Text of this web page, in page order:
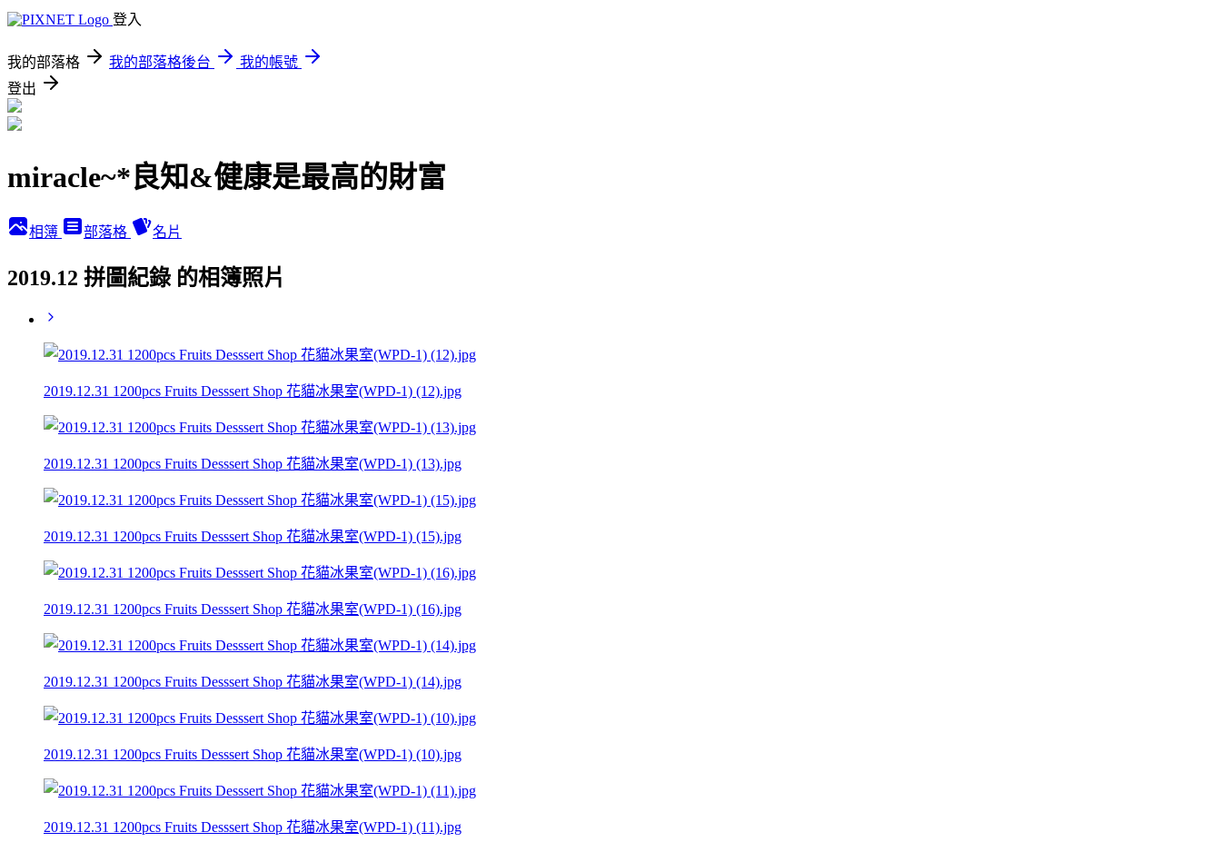
登入
我的部落格 我的部落格後台
我的帳號
登出
miracle~*良知&健康是最高的財富
相簿 部落格 名片
2019.12 拼圖紀錄 的相簿照片
2019.12.31 1200pcs Fruits Desssert Shop 花貓冰果室(WPD-1) (12).jpg
2019.12.31 1200pcs Fruits Desssert Shop 花貓冰果室(WPD-1) (13).jpg
2019.12.31 1200pcs Fruits Desssert Shop 花貓冰果室(WPD-1) (15).jpg
2019.12.31 1200pcs Fruits Desssert Shop 花貓冰果室(WPD-1) (16).jpg
2019.12.31 1200pcs Fruits Desssert Shop 花貓冰果室(WPD-1) (14).jpg
2019.12.31 1200pcs Fruits Desssert Shop 花貓冰果室(WPD-1) (10).jpg
2019.12.31 1200pcs Fruits Desssert Shop 花貓冰果室(WPD-1) (11).jpg